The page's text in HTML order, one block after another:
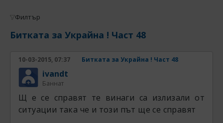
Филтър
Битката за Украйна ! Част 48
10-03-2015, 07:37 Битката за Украйна ! Част 48
ivandt
Баннат
Щ е се справят те винаги са излизали от
ситуации така че и този път ще се справят